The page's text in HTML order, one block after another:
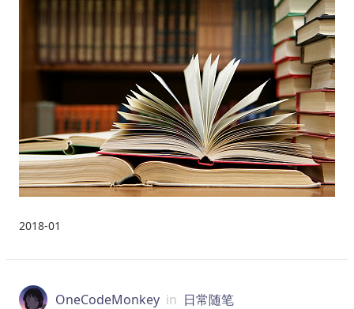
2018-01
OneCodeMonkey in 日常随笔